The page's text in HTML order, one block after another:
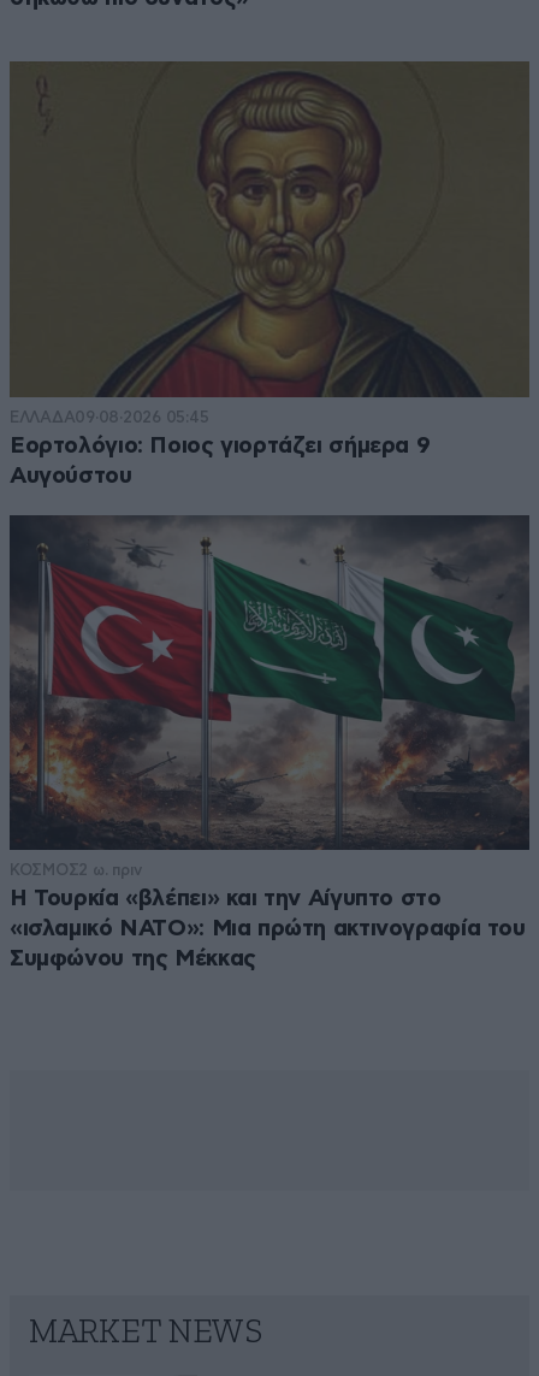
ΕΛΛΑΔΑ09·08·2026 05:45
Εορτολόγιο: Ποιος γιορτάζει σήμερα 9
Αυγούστου
ΚΟΣΜΟΣ2 ω. πριν
Η Τουρκία «βλέπει» και την Αίγυπτο στο
«ισλαμικό ΝΑΤΟ»: Μια πρώτη ακτινογραφία του
Συμφώνου της Μέκκας
MARKET NEWS